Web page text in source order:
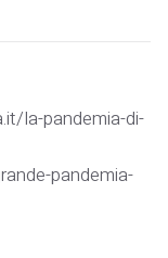
la-pandemia-di-
pandemia-